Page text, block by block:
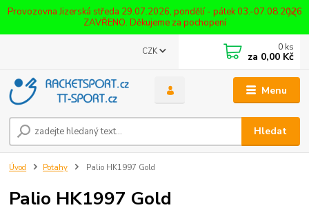
Provozovna Jizerská středa 29.07.2026, pondělí - pátek 03.-07.08.2026
ZAVŘENO. Děkujeme za pochopení
Menu
CZK
Hledat
0 ks
za 0,00 Kč
Úvod Potahy Palio HK1997 Gold
Palio HK1997 Gold